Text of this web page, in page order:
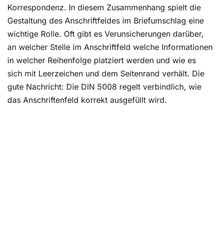
DIN 5008 bietet Hilfestellung bei Geschäftsbriefen
Neue DIN 5008: Anschriftfeld mit Rücksendeangabe
Der integrierte Rücksendevermerk und die Angaben
von Ortsteilen und Anschriften
Keine Hervorhebungen oder Fettschrift
Formatierungen und Größen
Korrespondenz. In diesem Zusammenhang spielt die
Gestaltung des Anschriftfeldes im Briefumschlag eine
wichtige Rolle. Oft gibt es Verunsicherungen darüber,
an welcher Stelle im Anschriftfeld welche Informationen
in welcher Reihenfolge platziert werden und wie es
sich mit Leerzeichen und dem Seitenrand verhält. Die
gute Nachricht: Die DIN 5008 regelt verbindlich, wie
das Anschriftenfeld korrekt ausgefüllt wird.